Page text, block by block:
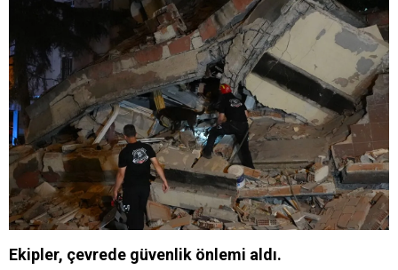
Ekipler, çevrede güvenlik önlemi aldı.